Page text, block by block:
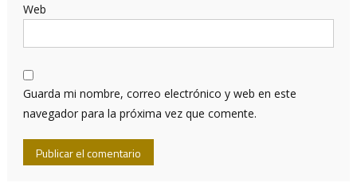
Web
Guarda mi nombre, correo electrónico y web en este
navegador para la próxima vez que comente.